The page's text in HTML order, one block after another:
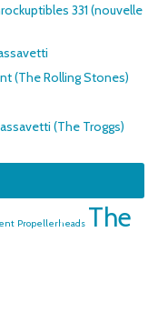
331 (nouvelle
(The Rolling Stones)
(The Troggs)
Propellerheads The